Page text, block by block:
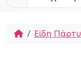
HomeΕίδη Πάρτυ